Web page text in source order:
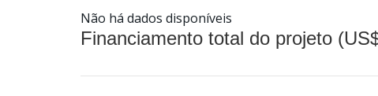
Não há dados disponíveis
Financiamento total do projeto